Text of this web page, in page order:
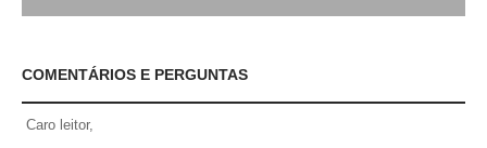
COMENTÁRIOS E PERGUNTAS
Caro leitor,